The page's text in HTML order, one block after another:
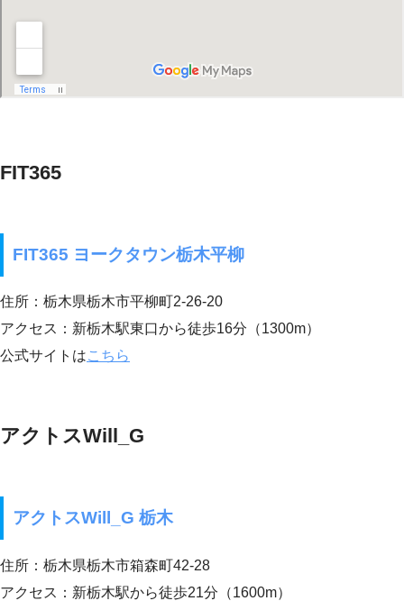
FIT365
FIT365 ヨークタウン栃木平柳
住所：栃木県栃木市平柳町2-26-20
アクセス：新栃木駅東口から徒歩16分（1300m）
公式サイトはこちら
アクトスWill_G
アクトスWill_G 栃木
住所：栃木県栃木市箱森町42-28
アクセス：新栃木駅から徒歩21分（1600m）